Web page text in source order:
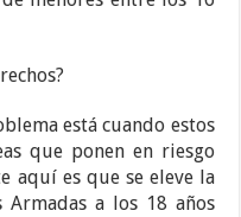
está cuando estos
que ponen en riesgo
aquí es que se eleve la
Armadas a los 18 años